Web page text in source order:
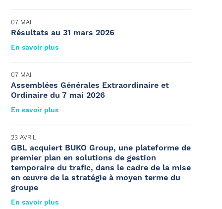
07 MAI
Résultats au 31 mars 2026
En savoir plus
07 MAI
Assemblées Générales Extraordinaire et
Ordinaire du 7 mai 2026
En savoir plus
23 AVRIL
GBL acquiert BUKO Group, une plateforme de
premier plan en solutions de gestion
temporaire du trafic, dans le cadre de la mise
en œuvre de la stratégie à moyen terme du
groupe
En savoir plus